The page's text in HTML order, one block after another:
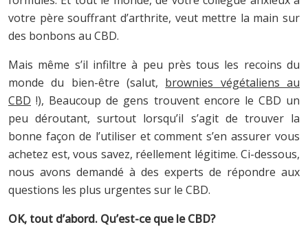
votre père souffrant d’arthrite, veut mettre la main sur
des bonbons au CBD.
Mais même s’il infiltre à peu près tous les recoins du
monde du bien-être (salut, brownies végétaliens au
CBD !), Beaucoup de gens trouvent encore le CBD un
peu déroutant, surtout lorsqu’il s’agit de trouver la
bonne façon de l’utiliser et comment s’en assurer vous
achetez est, vous savez, réellement légitime. Ci-dessous,
nous avons demandé à des experts de répondre aux
questions les plus urgentes sur le CBD.
OK, tout d’abord. Qu’est-ce que le CBD?